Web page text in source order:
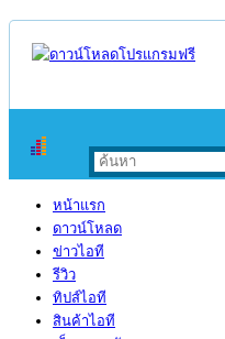
หน้าแรก
ดาวน์โหลด
ข่าวไอที
รีวิว
ทิปส์ไอที
สินค้าไอที